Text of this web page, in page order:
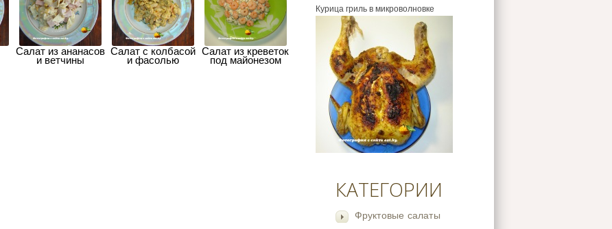
Курица гриль в микроволновке
КАТЕГОРИИ
Фруктовые салаты
Салат из ананасов
и ветчины
Салат с колбасой
и фасолью
Салат из креветок
под майонезом